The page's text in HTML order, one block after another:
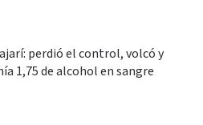
perdió el control, volcó y
1,75 de alcohol en sangre